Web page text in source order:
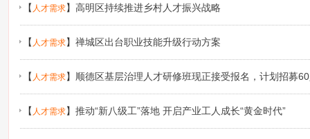
【 人才需求】 高明区持续推进乡村人才振兴战略
【 人才需求】 禅城区出台职业技能升级行动方案
【 人才需求】 顺德区基层治理人才研修班现正接受报名，计划招募
【 人才需求】 推动“新八级工”落地 开启产业工人成长“黄金时代”